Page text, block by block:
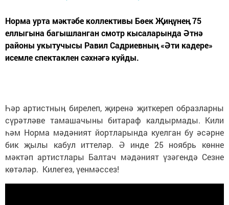
Норма урта мәктәбе коллективы Бөек Җиӊүнеӊ 75
еллыгына багышланган смотр кысаларында Әтнә
районы укытучысы Равил Садриевныӊ «Әти кадере»
исемле спектаклен сәхнәгә куйды.
Һәр артистныӊ бирелеп, җиренә җиткереп образларны
сүрәтләве тамашачыны битараф калдырмады. Кили
һәм Норма мәдәният йортларында куелган бу әсәрне
бик җылы кабул иттеләр. Ә инде 25 ноябрь көнне
мәктәп артистлары Балтач мәдәният үзәгендә Сезне
көтәләр. Килегез, үенмәссез!